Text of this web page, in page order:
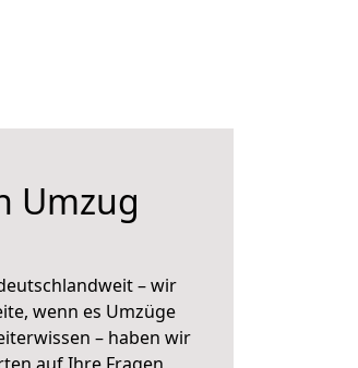
Umzug
– wir
wenn es Umzüge
– haben wir